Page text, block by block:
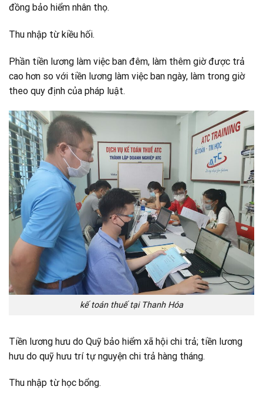
đồng bảo hiểm nhân thọ.
Thu nhập từ kiều hối.
Phần tiền lương làm việc ban đêm, làm thêm giờ được trả
cao hơn so với tiền lương làm việc ban ngày, làm trong giờ
theo quy định của pháp luật.
kế toán thuế tại Thanh Hóa
Tiền lương hưu do Quỹ bảo hiểm xã hội chi trả; tiền lương
hưu do quỹ hưu trí tự nguyện chi trả hàng tháng.
Thu nhập từ học bổng.